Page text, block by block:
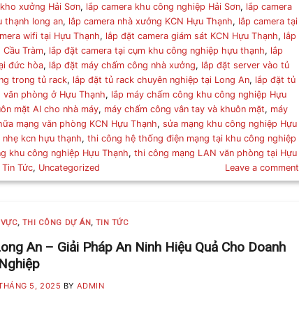
xưởng Hải Sơn, lắp camera khu công nghiệp Hải Sơn, lắp camera
thạnh long an, lắp camera nhà xưởng KCN Hựu Thạnh, lắp camera tại
wifi tại Hựu Thạnh, lắp đặt camera giám sát KCN Hựu Thạnh, lắp
Tràm, lắp đặt camera tại cụm khu công nghiệp hựu thạnh, lắp
đức hòa, lắp đặt máy chấm công nhà xưởng, lắp đặt server vào tủ
trong tủ rack, lắp đặt tủ rack chuyên nghiệp tại Long An, lắp đặt tủ
văn phòng ở Hựu Thạnh, lắp máy chấm công khu công nghiệp Hựu
mặt AI cho nhà máy, máy chấm công vân tay và khuôn mặt, máy
mạng văn phòng KCN Hựu Thạnh,sửa mạng khu công nghiệp Hựu
kcn hựu thạnh,thi công hệ thống điện mạng tại khu công nghiệp
khu công nghiệp Hựu Thạnh,thi công mạng LAN văn phòng tại Hựu
Tin Tức, Uncategorized Leave a comment
, THI CÔNG DỰ ÁN , TIN TỨC
An – Giải Pháp An Ninh Hiệu Quả Cho Doanh
Nghiệp
5, 2025 BY ADMIN